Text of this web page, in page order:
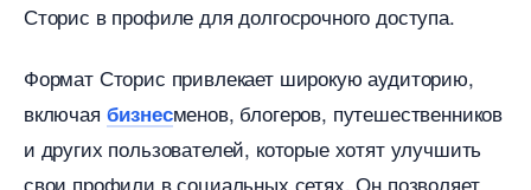
Сторис в профиле для долгосрочного доступа.​
Формат Сторис привлекает широкую аудиторию,
ключая изнесменов, блогеров, путешественнико
и других пользователей, которые хотят улучшить
свои профили в социальных сетях. Он позволяет